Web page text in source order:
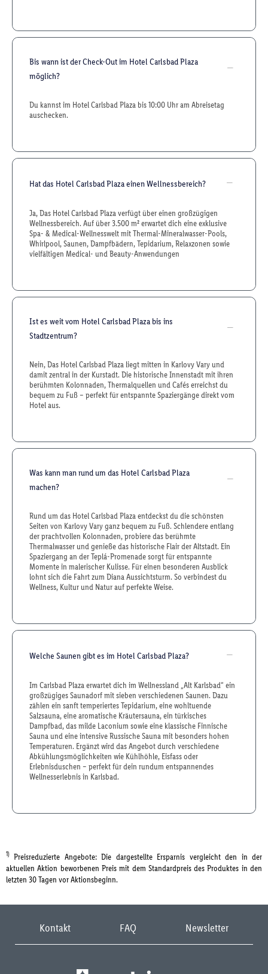
Bis wann ist der Check-Out im Hotel Carlsbad Plaza
möglich?
Du kannst im Hotel Carlsbad Plaza bis 10:00 Uhr am Abreisetag
auschecken.
Hat das Hotel Carlsbad Plaza einen Wellnessbereich?
Ja, Das Hotel Carlsbad Plaza verfügt über einen großzügigen
Wellnessbereich. Auf über 3.500 m² erwartet dich eine exklusive
Spa- & Medical-Wellnesswelt mit Thermal-Mineralwasser-Pools,
Whirlpool, Saunen, Dampfbädern, Tepidarium, Relaxzonen sowie
vielfältigen Medical- und Beauty-Anwendungen
Ist es weit vom Hotel Carlsbad Plaza bis ins
Stadtzentrum?
Nein, Das Hotel Carlsbad Plaza liegt mitten in Karlovy Vary und
damit zentral in der Kurstadt. Die historische Innenstadt mit ihren
berühmten Kolonnaden, Thermalquellen und Cafés erreichst du
bequem zu Fuß – perfekt für entspannte Spaziergänge direkt vom
Hotel aus.
Was kann man rund um das Hotel Carlsbad Plaza
machen?
Rund um das Hotel Carlsbad Plaza entdeckst du die schönsten
Seiten von Karlovy Vary ganz bequem zu Fuß. Schlendere entlang
der prachtvollen Kolonnaden, probiere das berühmte
Thermalwasser und genieße das historische Flair der Altstadt. Ein
Spaziergang an der Teplá-Promenade sorgt für entspannte
Momente in malerischer Kulisse. Für einen besonderen Ausblick
lohnt sich die Fahrt zum Diana Aussichtsturm. So verbindest du
Wellness, Kultur und Natur auf perfekte Weise.
Welche Saunen gibt es im Hotel Carlsbad Plaza?
Im Carlsbad Plaza erwartet dich im Wellnessland „Alt Karlsbad“ ein
großzügiges Saunadorf mit sieben verschiedenen Saunen. Dazu
zählen ein sanft temperiertes Tepidarium, eine wohltuende
Salzsauna, eine aromatische Kräutersauna, ein türkisches
Dampfbad, das milde Laconium sowie eine klassische Finnische
Sauna und eine intensive Russische Sauna mit besonders hohen
Temperaturen. Ergänzt wird das Angebot durch verschiedene
Abkühlungsmöglichkeiten wie Kühlhöhle, Eisfass oder
Erlebnisduschen – perfekt für dein rundum entspannendes
Wellnesserlebnis in Karlsbad.
1) Preisreduzierte Angebote: Die dargestellte Ersparnis vergleicht den in der
aktuellen Aktion beworbenen Preis mit dem Standardpreis des Produktes in den
letzten 30 Tagen vor Aktionsbeginn.
Kontakt FAQ Newsletter